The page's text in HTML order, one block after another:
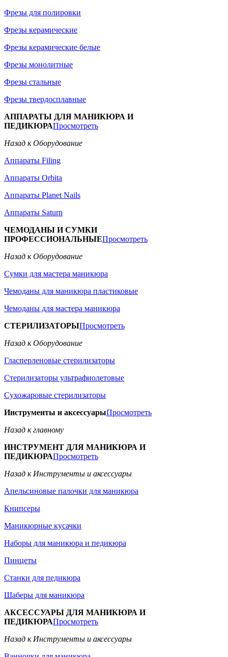
Фрезы для полировки
Фрезы керамические
Фрезы керамические белые
Фрезы монолитные
Фрезы стальные
Фрезы твердосплавные
АППАРАТЫ ДЛЯ МАНИКЮРА И
ПЕДИКЮРАПросмотреть
Назад к Оборудование
Аппараты Filing
Аппараты Orbita
Аппараты Planet Nails
Аппараты Saturn
ЧЕМОДАНЫ И СУМКИ
ПРОФЕССИОНАЛЬНЫЕПросмотреть
Назад к Оборудование
Сумки для мастера маникюра
Чемоданы для маникюра пластиковые
Чемоданы для мастера маникюра
СТЕРИЛИЗАТОРЫПросмотреть
Назад к Оборудование
Гласперленовые стерилизаторы
Стерилизаторы ультрафиолетовые
Сухожаровые стерилизаторы
Инструменты и аксессуарыПросмотреть
Назад к главному
ИНСТРУМЕНТ ДЛЯ МАНИКЮРА И
ПЕДИКЮРАПросмотреть
Назад к Инструменты и аксессуары
Апельсиновые палочки для маникюра
Книпсеры
Маникюрные кусачки
Наборы для маникюра и педикюра
Пинцеты
Станки для педикюра
Шаберы для маникюра
АКСЕССУАРЫ ДЛЯ МАНИКЮРА И
ПЕДИКЮРАПросмотреть
Назад к Инструменты и аксессуары